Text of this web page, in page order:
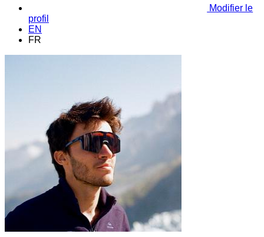
Modifier le
profil
EN
FR